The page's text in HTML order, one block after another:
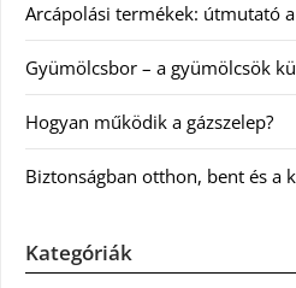
Arcápolási termékek: útmutató
Gyümölcsbor – a gyümölcsök
Hogyan működik a gázszelep?
Biztonságban otthon, bent és a
Kategóriák